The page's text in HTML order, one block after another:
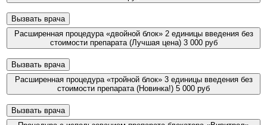
Вызвать врача
Расширенная процедура «двойной блок» 2 единицы введения без
стоимости препарата (Лучшая цена) 3 000 руб
Вызвать врача
Расширенная процедура «тройной блок» 3 единицы введения без
стоимости препарата (Новинка!) 5 000 руб
Вызвать врача